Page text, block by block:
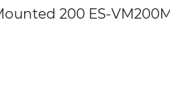
Контакты
200 ES-